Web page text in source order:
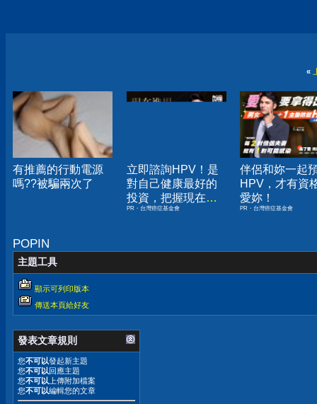
«
有推薦的行動電源
嗎??被騙兩次了
立即諮詢HPV！是
對自己健康最好的
投資，把握現在不
嫌晚！
PR・台灣癌症基金會
伴侶和妳一起
HPV，才有資
愛妳！
PR・台灣癌症基金會
POPIN
主題工具
顯示可列印版本
傳送本頁給好友
發表文章規則
您不可以發起新主題
您不可以回應主題
您不可以 上傳附加檔案
您不可以編輯您的文章